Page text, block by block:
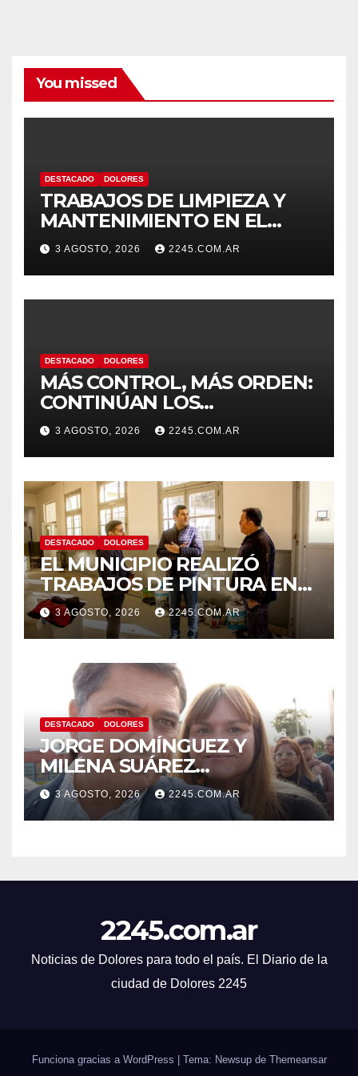
You missed
DESTACADO DOLORES
TRABAJOS DE LIMPIEZA Y
MANTENIMIENTO EN EL
CANAL LA PICASA
3 AGOSTO, 2026 2245.COM.AR
DESTACADO DOLORES
MÁS CONTROL, MÁS ORDEN:
CONTINÚAN LOS
OPERATIVOS PREVENTIVOS
DE TRÁNSITO EN DOLORES
3 AGOSTO, 2026 2245.COM.AR
DESTACADO DOLORES
EL MUNICIPIO REALIZÓ
TRABAJOS DE PINTURA EN
LA ESCUELA N.º 10
3 AGOSTO, 2026 2245.COM.AR
DESTACADO DOLORES
JORGE DOMÍNGUEZ Y
MILENA SUÁREZ
INTENSIFICAN LA AGENDA
OPOSITORA EN DOLORES
CON UNA SERIE DE
3 AGOSTO, 2026 2245.COM.AR
2245.com.ar
Noticias de Dolores para todo el país. El Diario de la
ciudad de Dolores 2245
Funciona gracias a WordPress Tema: Newsup de Themeansar